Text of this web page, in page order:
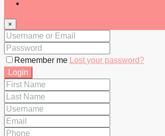
×
Remember me Lost your password?
Login